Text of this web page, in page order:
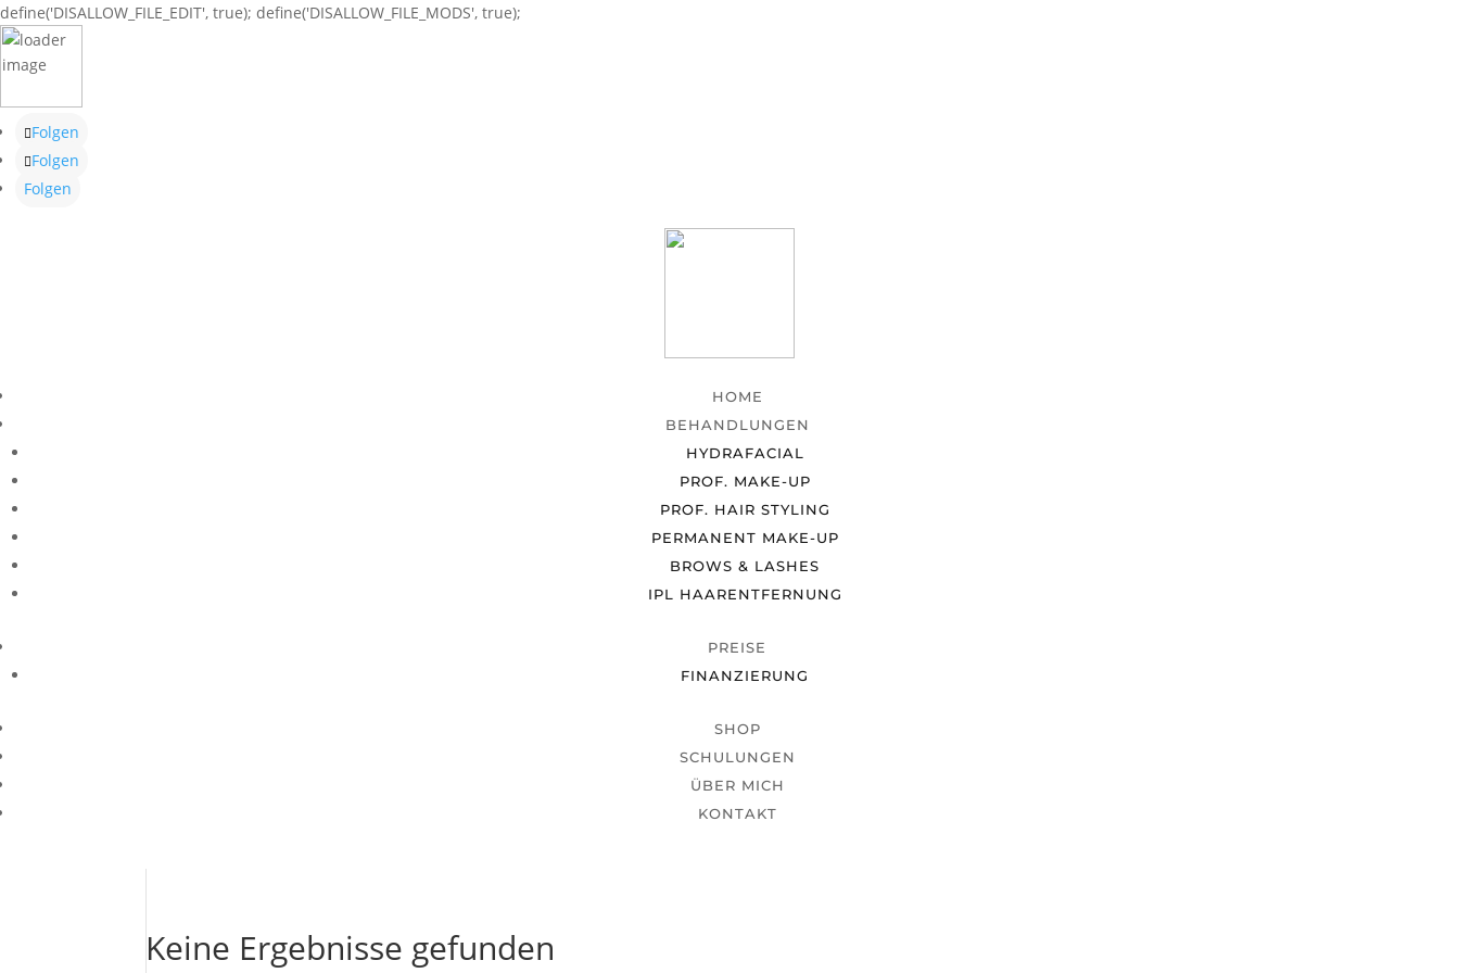
define('DISALLOW_FILE_EDIT', true); define('DISALLOW_FILE_MODS', true);
Folgen
Folgen
Folgen
HOME
BEHANDLUNGEN
HYDRAFACIAL
PROF. MAKE-UP
PROF. HAIR STYLING
PERMANENT MAKE-UP
BROWS & LASHES
IPL HAARENTFERNUNG
PREISE
FINANZIERUNG
SHOP
SCHULUNGEN
ÜBER MICH
KONTAKT
Keine Ergebnisse gefunden